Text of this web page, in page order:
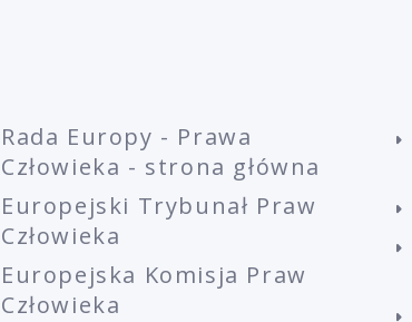
Rada Europy - Prawa
Człowieka - strona główna
Europejski Trybunał Praw
Człowieka
Europejska Komisja Praw
Człowieka